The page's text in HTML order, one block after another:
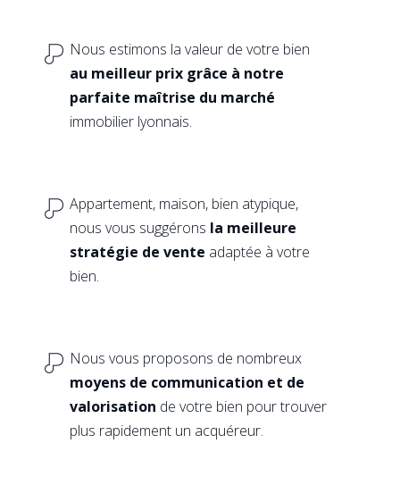
Nous estimons la valeur de votre bien
au meilleur prix grâce à notre
parfaite maîtrise du marché
immobilier lyonnais.
Appartement, maison, bien atypique,
nous vous suggérons la meilleure
stratégie de vente adaptée à votre
bien.
Nous vous proposons de nombreux
moyens de communication et de
valorisation de votre bien pour trouver
plus rapidement un acquéreur.